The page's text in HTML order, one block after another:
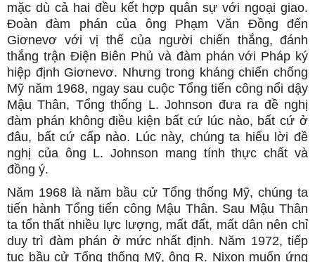
mặc dù cả hai đều kết hợp quân sự với ngoại giao.
Đoàn đàm phán của ông Phạm Văn Đồng đến
Giơnevơ với vị thế của người chiến thắng, đánh
thắng trận Điện Biên Phủ và đàm phán với Pháp ký
hiệp định Giơnevơ. Nhưng trong kháng chiến chống
Mỹ năm 1968, ngay sau cuộc Tổng tiến công nổi dậy
Mậu Thân, Tổng thống L. Johnson đưa ra đề nghị
đàm phán không điều kiện bất cứ lúc nào, bất cứ ở
đâu, bất cứ cấp nào. Lúc này, chúng ta hiểu lời đề
nghị của ông L. Johnson mang tính thực chất và
đồng ý.
Năm 1968 là năm bầu cử Tổng thống Mỹ, chúng ta
tiến hành Tổng tiến công Mậu Thân. Sau Mậu Thân
ta tổn thất nhiều lực lượng, mất đất, mất dân nên chỉ
duy trì đàm phán ở mức nhất định. Năm 1972, tiếp
tục bầu cử Tổng thống Mỹ, ông R. Nixon muốn ứng